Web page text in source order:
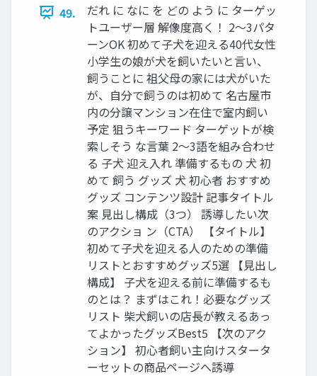
49.
だれ に なに を どの よう に ターゲッ
トユーザー層 解像度高く！ 2〜3パタ
ーンOK 初めて子犬を迎える40代女性
小学生の娘が犬を飼いたいと言い、
飼うことに 祖父母の家には犬がいた
が、自分で飼うのは初めて 名古屋市
内の分譲マンション在住で室内飼い
予定 狙うキーワード ターゲットが検
索しそう な言葉 2〜3語を組み合わせ
る 子犬 迎え入れ 準備するもの 犬 初
めて 飼う グッズ 犬 初心者 おすすめ
グッズ コンテンツ設計 記事タイトル
案 見出し構成（3つ） 誘導したい次
のアクショ ン（CTA） 【タイトル】
初めて子犬を迎える人のための準備
リストとおすすめグッズ5選 【見出し
構成】 子犬を迎える前に準備するも
のとは？ まずはこれ！必要なグッズ
リスト 柴犬飼いの店長が教えるあっ
てよかったグッズBest5 【次のアク
ション】 初心者飼い主向けスタータ
ーセットの商品ページへ誘導